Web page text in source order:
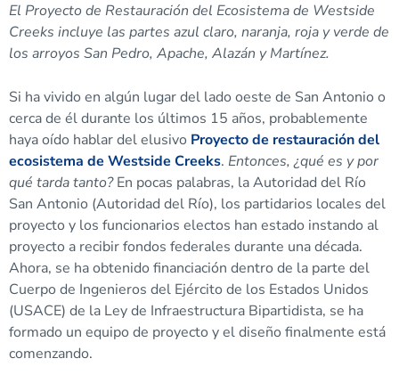
El Proyecto de Restauración del Ecosistema de Westside
Creeks incluye las partes azul claro, naranja, roja y verde de
los arroyos San Pedro, Apache, Alazán y Martínez.
Si ha vivido en algún lugar del lado oeste de San Antonio o
cerca de él durante los últimos 15 años, probablemente
haya oído hablar del elusivo Proyecto de restauración del
ecosistema de Westside Creeks. Entonces, ¿qué es y por
qué tarda tanto?En pocas palabras, la Autoridad del Río
San Antonio (Autoridad del Río), los partidarios locales del
proyecto y los funcionarios electos han estado instando al
proyecto a recibir fondos federales durante una década.
Ahora, se ha obtenido financiación dentro de la parte del
Cuerpo de Ingenieros del Ejército de los Estados Unidos
(USACE) de la Ley de Infraestructura Bipartidista, se ha
formado un equipo de proyecto y el diseño finalmente está
comenzando.